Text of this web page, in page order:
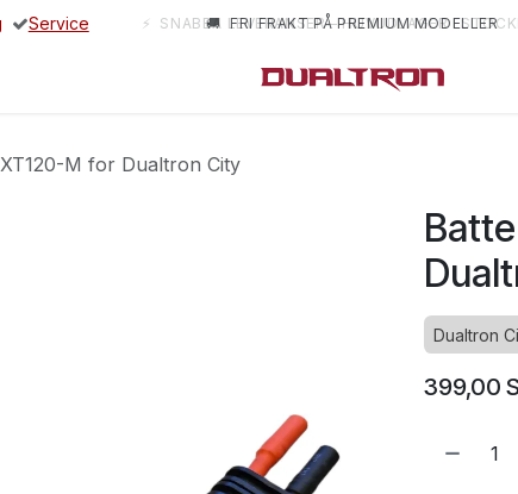
Service 🚚 FRI FRAKT PÅ PREMIUM MODELLER
⚡ SNABBA LEVERANSER – HUVUDLAGER I
M for Dualtron City
Dualtron
399,00